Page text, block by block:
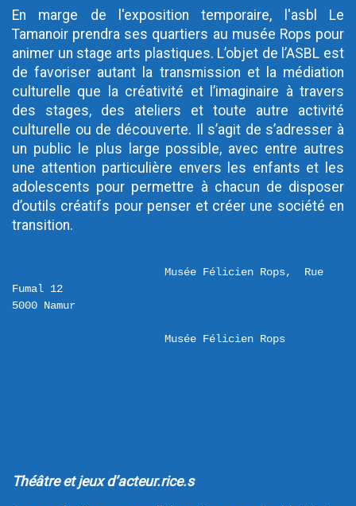
En marge de l'exposition temporaire, l'asbl Le
Tamanoir prendra ses quartiers au musée Rops pour
animer un stage arts plastiques. L’objet de l’ASBL est
de favoriser autant la transmission et la médiation
culturelle que la créativité et l’imaginaire à travers
des stages, des ateliers et toute autre activité
culturelle ou de découverte. Il s’agit de s’adresser à
un public le plus large possible, avec entre autres
une attention particulière envers les enfants et les
adolescents pour permettre à chacun de disposer
d’outils créatifs pour penser et créer une société en
transition.
Musée Félicien Rops,  Rue
Fumal 12
Musée Félicien Rops
Théâtre et jeux d’acteur.rice.s